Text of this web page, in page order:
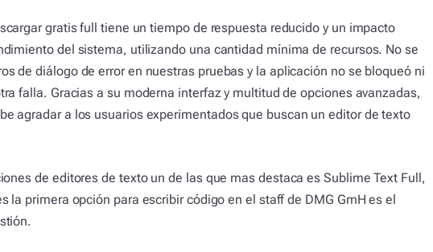
gratis full tiene un tiempo de respuesta reducido y un impacto
del sistema, utilizando una cantidad mínima de recursos. No se
de diálogo de error en nuestras pruebas y la aplicación no se bloqueó ni
falla. Gracias a su moderna interfaz y multitud de opciones avanzadas,
agradar a los usuarios experimentados que buscan un editor de texto
de editores de texto un de las que mas destaca es Sublime Text Full,
la primera opción para escribir código en el staff de DMG GmH es el